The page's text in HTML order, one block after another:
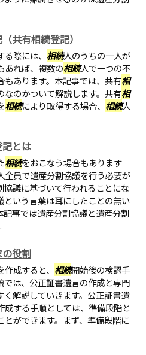
共有相続登記）
際には、 相続人のうちの一人が
あれば、複数の相続人で一つの不
あります。本記事では、共有相
のかついて解説します。共有相
相続により取得する場合、 相続人
とは
相続をおこなう場合もあります
全員で遺産分割協議を行う必要が
議に基づいて行われることにな
という言葉は耳にしたことの無い
事では遺産分割協議と遺産分割
役割
成すると、 相続開始後の検認手
は、公正証書遺言の作成と専門
解説していきます。公正証書遺
する手順としては、準備段階と
ができます。まず、準備段階に